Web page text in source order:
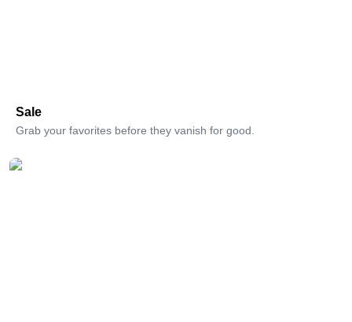
Sale
Grab your favorites before they vanish for good.